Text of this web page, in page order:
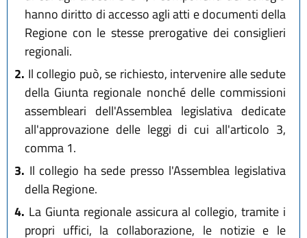
hanno diritto di accesso agli atti e documenti della
Regione con le stesse prerogative dei consiglieri
regionali.
2. Il collegio può, se richiesto, intervenire alle sedute
della Giunta regionale nonché delle commissioni
assembleari dell'Assemblea legislativa dedicate
all'approvazione delle leggi di cui all'articolo 3,
comma 1.
3. Il collegio ha sede presso l'Assemblea legislativa
della Regione.
4. La Giunta regionale assicura al collegio, tramite i
propri uffici, la collaborazione, le notizie e le